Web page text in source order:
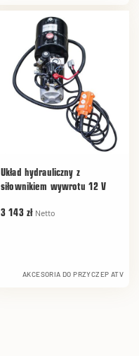
Układ hydrauliczny z
siłownikiem wywrotu 12 V
3 143 zł Netto
AKCESORIA DO PRZYCZEP ATV